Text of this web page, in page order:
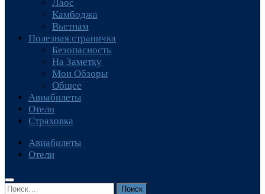
Лаос
Камбоджа
Вьетнам
Полезная страничка
Безопасность
На Заметку
Мои Обзоры
Общее
Авиабилеты
Отели
Страховка
Авиабилеты
Отели
Найти: